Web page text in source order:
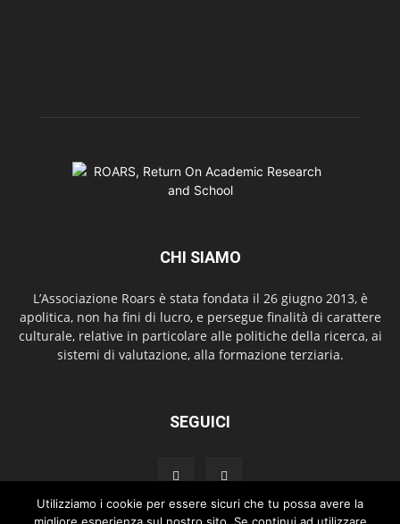
CHI SIAMO
L’Associazione Roars è stata fondata il 26 giugno 2013, è
apolitica, non ha fini di lucro, e persegue finalità di carattere
culturale, relative in particolare alle politiche della ricerca, ai
sistemi di valutazione, alla formazione terziaria.
SEGUICI
Utilizziamo i cookie per essere sicuri che tu possa avere la